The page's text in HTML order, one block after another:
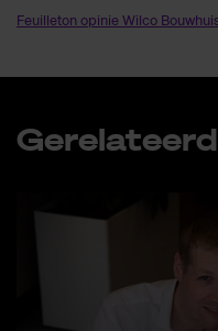
Feuilleton opinie Wilco